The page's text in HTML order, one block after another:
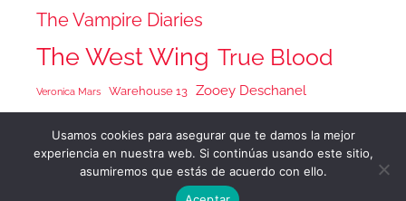
The Vampire Diaries
The West Wing True Blood
Veronica Mars Warehouse 13 Zooey Deschanel
Tema para WordPress: Donovan de ThemeZee.
Usamos cookies para asegurar que te damos la mejor
experiencia en nuestra web. Si continúas usando este sitio,
asumiremos que estás de acuerdo con ello.